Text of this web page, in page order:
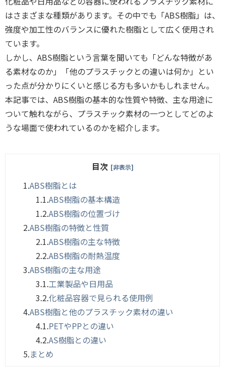
はさまざまな種類があります。その中でも「ABS樹脂」は、
強度や加工性のバランスに優れた樹脂として広く使用され
ています。
しかし、ABS樹脂という言葉を聞いても「どんな特徴があ
る素材なのか」「他のプラスチックとの違いは何か」とい
った点が分かりにくいと感じる方も多いかもしれません。
本記事では、ABS樹脂の基本的な性質や特徴、主な用途に
ついて触れながら、プラスチック素材の一つとしてどのよ
うな場面で使われているのかを紹介します。
目次 [非表示]
1.ABS樹脂とは
1.1.ABS樹脂の基本構造
1.2.ABS樹脂の位置づけ
2.ABS樹脂の特徴と性質
2.1.ABS樹脂の主な特徴
2.2.ABS樹脂の耐熱温度
3.ABS樹脂の主な用途
3.1.工業製品や日用品
3.2.化粧品容器で見られる使用例
4.ABS樹脂と他のプラスチック素材の違い
4.1.PETやPPとの違い
4.2.AS樹脂との違い
5.まとめ